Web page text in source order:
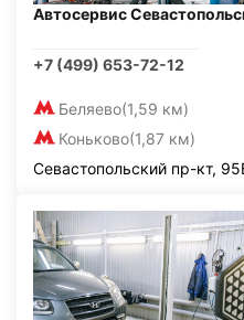
Автосервис
+7 (499) 653-72-12
Беляево(1,59 км)
Коньково(1,87 км)
Севастопольский пр-кт,